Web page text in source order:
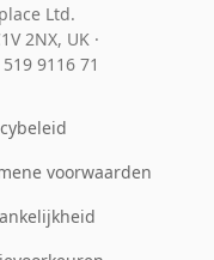
Ltd.
2NX, UK ·
519 9116 71
voorwaarden